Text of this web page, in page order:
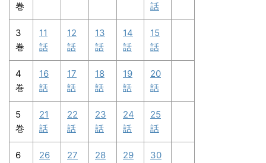
巻
話
3
巻
11
話
12
話
13
話
14
話
15
話
4
巻
16
話
17
話
18
話
19
話
20
話
5
巻
21
話
22
話
23
話
24
話
25
話
6
26
27
28
29
30